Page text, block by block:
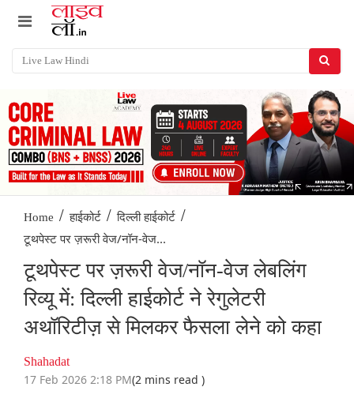
Home / हाईकोर्ट / दिल्ली हाईकोर्ट /
टूथपेस्ट पर ज़रूरी वेज/नॉन-वेज...
टूथपेस्ट पर ज़रूरी वेज/नॉन-वेज लेबलिंग
रिव्यू में: दिल्ली हाईकोर्ट ने रेगुलेटरी
अथॉरिटीज़ से मिलकर फैसला लेने को कहा
Shahadat
17 Feb 2026 2:18 PM(2 mins read )